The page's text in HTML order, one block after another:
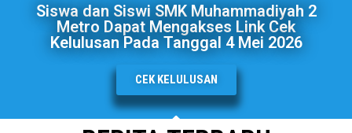
Siswa dan Siswi SMK Muhammadiyah 2
Metro Dapat Mengakses Link Cek
Kelulusan Pada Tanggal 4 Mei 2026
CEK KELULUSAN